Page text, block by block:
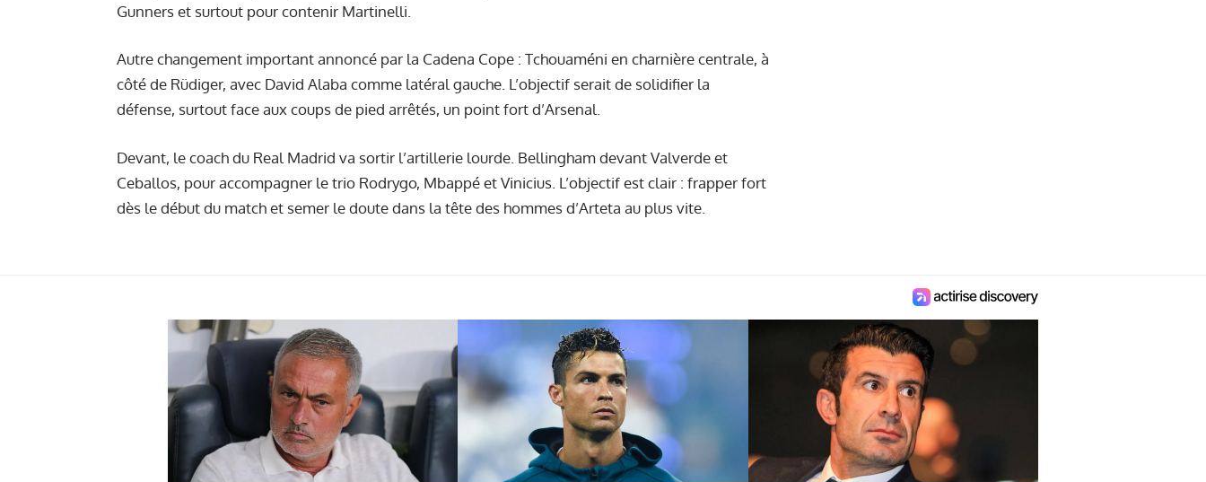
Gunners et surtout pour contenir Martinelli.
Autre changement important annoncé par la Cadena Cope : Tchouaméni en charnière centrale, à
côté de Rüdiger, avec David Alaba comme latéral gauche. L’objectif serait de solidifier la
défense, surtout face aux coups de pied arrêtés, un point fort d’Arsenal.
Devant, le coach du Real Madrid va sortir l’artillerie lourde. Bellingham devant Valverde et
Ceballos, pour accompagner le trio Rodrygo, Mbappé et Vinicius. L’objectif est clair : frapper fort
dès le début du match et semer le doute dans la tête des hommes d’Arteta au plus vite.